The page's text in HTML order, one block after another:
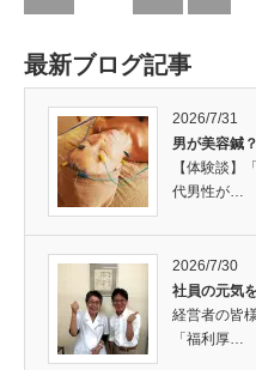
最新ブログ記事
2026/7/31
男が美容鍼
【体験談】
代男性が…
2026/7/30
社員の元気
経営者の皆
「福利厚…